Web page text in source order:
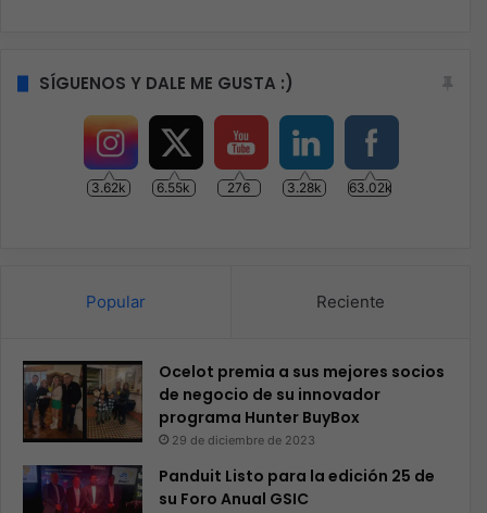
SÍGUENOS Y DALE ME GUSTA :)
3.62k 6.55k 276 3.28k 63.02k
Popular Reciente
Ocelot premia a sus mejores socios
de negocio de su innovador
programa Hunter BuyBox
29 de diciembre de 2023
Panduit Listo para la edición 25 de
su Foro Anual GSIC